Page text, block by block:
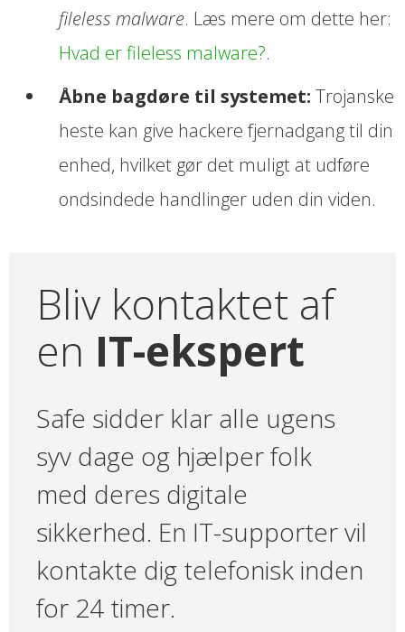
fileless malware. Læs mere om dette her:
Hvad er fileless malware?.
Åbne bagdøre til systemet: Trojanske
heste kan give hackere fjernadgang til din
enhed, hvilket gør det muligt at udføre
ondsindede handlinger uden din viden.
Bliv kontaktet af
en IT-ekspert
Safe sidder klar alle ugens
syv dage og hjælper folk
med deres digitale
sikkerhed. En IT-supporter vil
kontakte dig telefonisk inden
for 24 timer.